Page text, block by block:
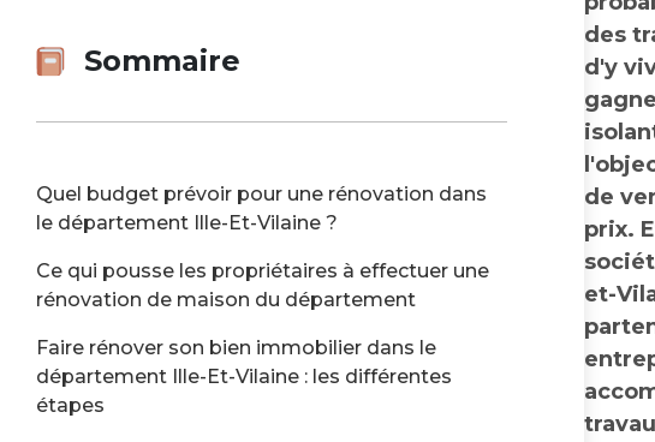
Sommaire
Quel budget prévoir pour une rénovation dans
le département Ille-Et-Vilaine ?
Ce qui pousse les propriétaires à effectuer une
rénovation de maison du département
Faire rénover son bien immobilier dans le
département Ille-Et-Vilaine : les différentes
étapes
des
d'y
de
prix.
et-